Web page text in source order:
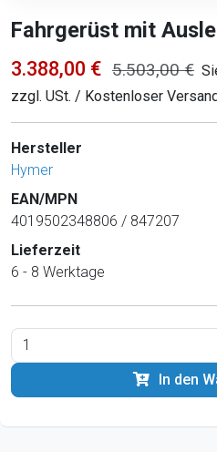
Fahrgerüst mit
3.388,00 € 5.503,00 €
zzgl. USt. / Kostenloser
Hersteller
Hymer
EAN/MPN
4019502348806 / 847207
Lieferzeit
6 - 8 Werktage
In den